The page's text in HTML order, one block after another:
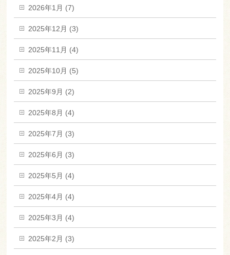
2026年1月 (7)
2025年12月 (3)
2025年11月 (4)
2025年10月 (5)
2025年9月 (2)
2025年8月 (4)
2025年7月 (3)
2025年6月 (3)
2025年5月 (4)
2025年4月 (4)
2025年3月 (4)
2025年2月 (3)